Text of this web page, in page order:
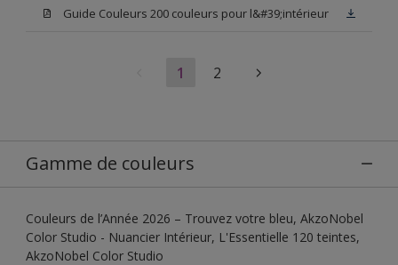
Guide Couleurs 200 couleurs pour l&#39;intérieur
1 2
Gamme de couleurs
Couleurs de l’Année 2026 – Trouvez votre bleu, AkzoNobel
Color Studio - Nuancier Intérieur, L'Essentielle 120 teintes,
AkzoNobel Color Studio